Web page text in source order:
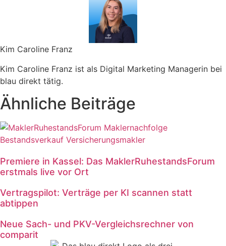
Kim Caroline Franz
Kim Caroline Franz ist als Digital Marketing Managerin bei
blau direkt tätig.
Ähnliche Beiträge
Premiere in Kassel: Das MaklerRuhestandsForum
erstmals live vor Ort
Vertragspilot: Verträge per KI scannen statt
abtippen
Neue Sach- und PKV-Vergleichsrechner von
comparit